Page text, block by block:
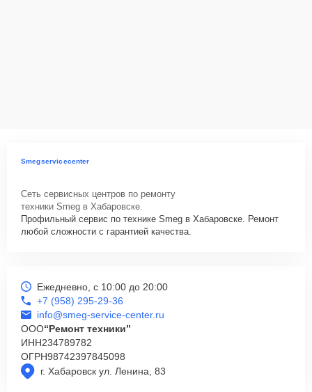
Для запуска процесса ремонта посудомоечной машины Smeg
оперативно проконсультируют по всем необходимым вопросам,
запишут на диагностику, подскажут с вариантами курьерской
доставки или оформят выезд мастера в удобное время и место.
Smegservicecenter
Сеть сервисных центров по ремонту
техники Smeg в Хабаровске.
Профильный сервис по технике Smeg в Хабаровске. Ремонт
любой сложности с гарантией качества.
г. Хабаровск ул. Ленина, 83
Ежедневно, с 10:00 до 20:00
+7 (958) 295-29-36
info@smeg-service-center.ru
ООО“Ремонт техники”
ИНН234789782
ОГРН98742397845098